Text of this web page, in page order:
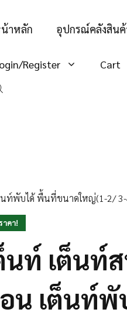
าหลัก อุปกรณ์คลังสินค้
Register Cart
ท์พับได้ พื้นที่ขนาดใหญ่(1-2/
าคา!
นท์ เต็นท์
น เต็นท์